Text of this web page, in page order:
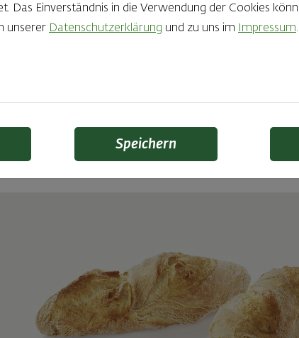
–
ausgezeichnet
Das Einverständnis in die Verwendung der Cookies
unserer Datenschutzerklärung und zu uns im Impressum.
Speichern